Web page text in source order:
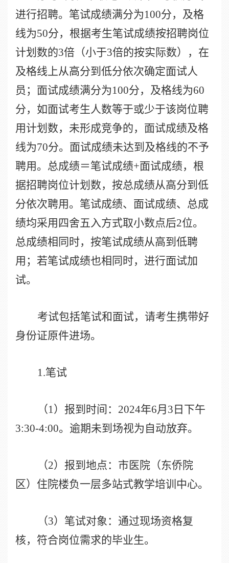
进行招聘。笔试成绩满分为100分，及格
线为50分，根据考生笔试成绩按招聘岗位
计划数的3倍（小于3倍的按实际数），在
及格线上从高分到低分依次确定面试人
员；面试成绩满分为100分，及格线为60
分，如面试考生人数等于或少于该岗位聘
用计划数，未形成竞争的，面试成绩及格
线为70分。面试成绩未达到及格线的不予
聘用。总成绩＝笔试成绩+面试成绩，根
据招聘岗位计划数，按总成绩从高分到低
分依次聘用。笔试成绩、面试成绩、总成
绩均采用四舍五入方式取小数点后2位。
总成绩相同时，按笔试成绩从高到低聘
用；若笔试成绩也相同时，进行面试加
试。
考试包括笔试和面试，请考生携带好
身份证原件进场。
1.笔试
（1 ）报到时间： 2024年6月 3 日下午
3:30-4:00。逾期未到场视为自动放弃。
（2）报到地点：市医院（东侨院
区）住院楼负一层多站式教学培训中心。
（3）笔试对象：通过现场资格复
核，符合岗位需求的毕业生。